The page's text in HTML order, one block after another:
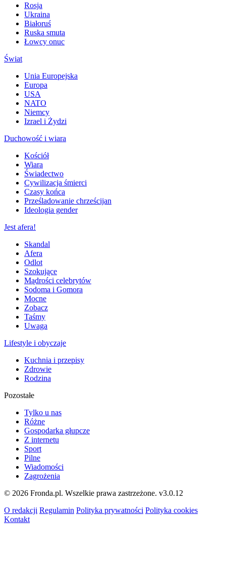
Rosja
Ukraina
Białoruś
Ruska smuta
Łowcy onuc
Świat
Unia Europejska
Europa
USA
NATO
Niemcy
Izrael i Żydzi
Duchowość i wiara
Kościół
Wiara
Świadectwo
Cywilizacja śmierci
Czasy końca
Prześladowanie chrześcijan
Ideologia gender
Jest afera!
Skandal
Afera
Odlot
Szokujące
Mądrości celebrytów
Sodoma i Gomora
Mocne
Zobacz
Taśmy
Uwaga
Lifestyle i obyczaje
Kuchnia i przepisy
Zdrowie
Rodzina
Pozostałe
Tylko u nas
Różne
Gospodarka głupcze
Z internetu
Sport
Pilne
Wiadomości
Zagrożenia
© 2026 Fronda.pl. Wszelkie prawa zastrzeżone. v3.0.12
O redakcji Regulamin Polityka prywatności Polityka cookies
Kontakt